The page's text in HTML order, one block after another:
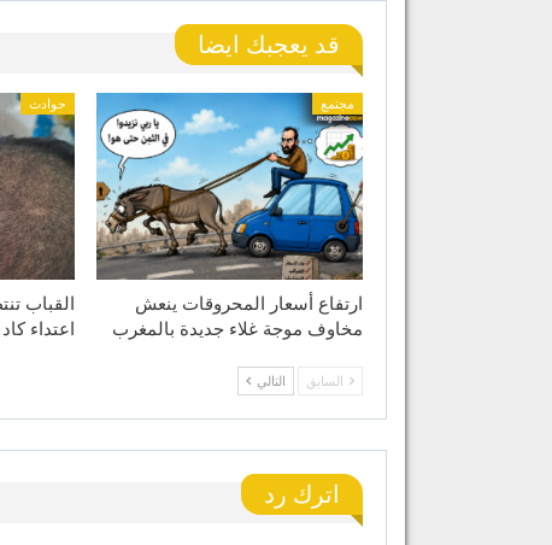
قد يعجبك ايضا
مجتمع
ارتفاع أسعار المحروقات ينعش
مخاوف موجة غلاء جديدة بالمغرب
حوادث
القباب
اعتداء
السابق التالي
اترك رد